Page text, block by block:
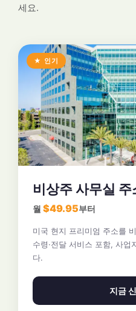
세요.
★ 인기
비상주 사무실 주
월 $49.95부터
미국 현지 프리미엄 주소를
수령·전달 서비스 포함, 사업
다.
지금